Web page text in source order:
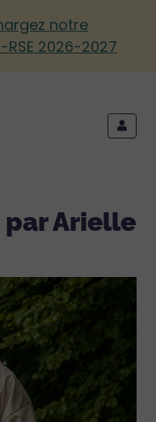
notre
2026-2027
par Arielle